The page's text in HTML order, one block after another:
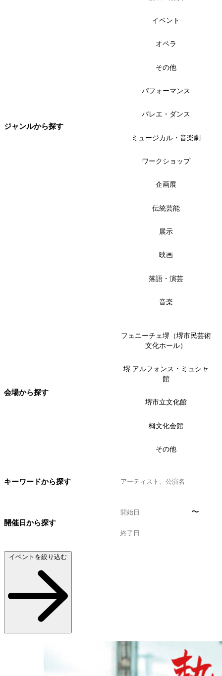
ジャンルから探す
イベント
オペラ
その他
パフォーマンス
バレエ・ダンス
ミュージカル・音楽劇
ワークショップ
企画展
伝統芸能
展示
映画
落語・演芸
音楽
会場から探す
フェニーチェ堺（堺市民芸術
文化ホール）
堺 アルフォンス・ミュシャ
館
堺市立文化館
栂文化会館
その他
キーワードから探す
開催日から探す
〜
イベントを絞り込む